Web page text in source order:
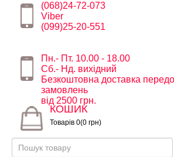
(068)24-72-073
Viber
(099)25-20-551
Пн.- Пт. 10.00 - 18.00
Сб.- Нд. вихідний
Безкоштовна доставка
замовлень
від 2500 грн.
КОШИК
Товарів 0(0 грн)